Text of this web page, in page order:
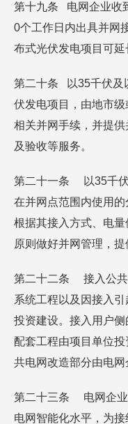
第十九条 电网企业收
0个工作日内出具并网
布式光伏发电项目可延
第二十条 以35千伏及
伏发电项目，由地市
相关并网手续，并提
及验收等服务。
第二十一条 以35千伏
在并网点范围内使用
根据其接入方式、电
原则做好并网管理，提
第二十二条 接入公共
系统工程以及因接入
投资建设。接入用户
配套工程由项目单位
共电网改造部分由电网
第二十三条 电网企业
电网智能化水平，为